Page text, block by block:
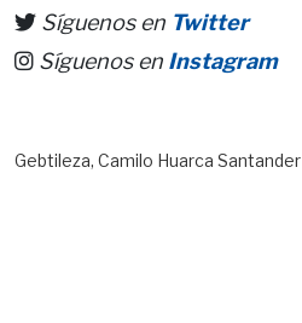
Síguenos en Twitter
Síguenos en Instagram
Gebtileza, Camilo Huarca Santander